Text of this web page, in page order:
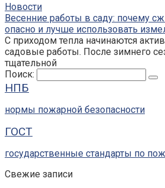
Новости
Весенние работы в саду: почему
опасно и лучше использовать
С приходом тепла начинаются
садовые работы. После зимнего
тщательной
Поиск:
НПБ
нормы пожарной безопасности
ГОСТ
государственные стандарты по
Свежие записи